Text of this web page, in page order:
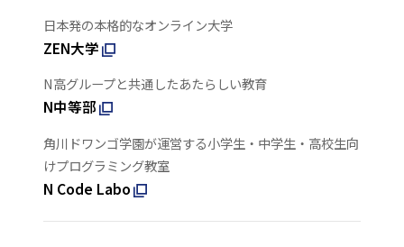
日本発の本格的なオンライン大学
ZEN大学
N高グループと共通したあたらしい教育
N中等部
角川ドワンゴ学園が運営する小学生・中学生・高校生向
けプログラミング教室
N Code Labo